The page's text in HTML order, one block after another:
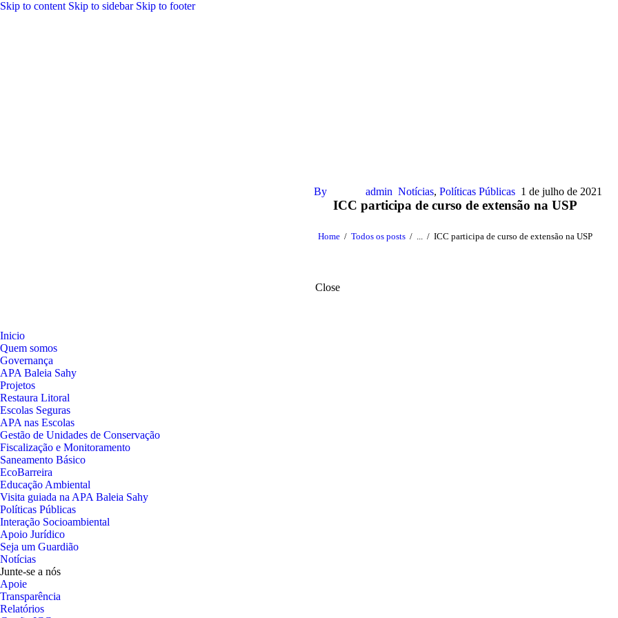
Skip to content Skip to sidebar Skip to footer
By admin Notícias, Políticas Públicas 1 de julho de 2021
ICC participa de curso de extensão na USP
Home Todos os posts ... ICC participa de curso de extensão na USP
Close
Inicio
Quem somos
Governança
APA Baleia Sahy
Projetos
Restaura Litoral
Escolas Seguras
APA nas Escolas
Gestão de Unidades de Conservação
Fiscalização e Monitoramento
Saneamento Básico
EcoBarreira
Educação Ambiental
Visita guiada na APA Baleia Sahy
Políticas Públicas
Interação Socioambiental
Apoio Jurídico
Seja um Guardião
Notícias
Junte-se a nós
Apoie
Transparência
Relatórios